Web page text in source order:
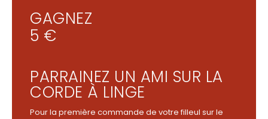
GAGNEZ
5 €
PARRAINEZ UN AMI SUR LA
CORDE À LINGE
Pour la première commande de votre filleul sur le